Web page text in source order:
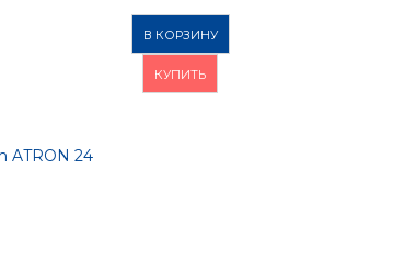
В КОРЗИНУ
КУПИТЬ
ATRON 24